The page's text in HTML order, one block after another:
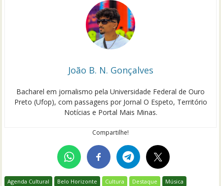
João B. N. Gonçalves
Bacharel em jornalismo pela Universidade Federal de Ouro
Preto (Ufop), com passagens por Jornal O Espeto, Território
Notícias e Portal Mais Minas.
Compartilhe!
Agenda Cultural Belo Horizonte Cultura Destaque Música